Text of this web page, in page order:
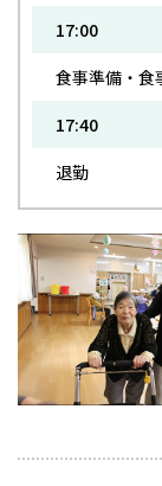
17:00
食事準備・食
17:40
退勤